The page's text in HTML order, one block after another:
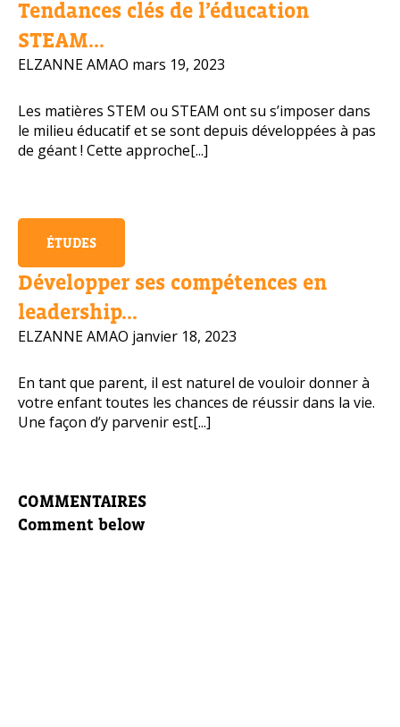
Tendances clés de l’éducation
STEAM...
ELZANNE AMAO mars 19, 2023
Les matières STEM ou STEAM ont su s’imposer dans
le milieu éducatif et se sont depuis développées à pas
de géant ! Cette approche[...]
ÉTUDES
Développer ses compétences en
leadership...
ELZANNE AMAO janvier 18, 2023
En tant que parent, il est naturel de vouloir donner à
votre enfant toutes les chances de réussir dans la vie.
Une façon d’y parvenir est[...]
COMMENTAIRES
Comment below
Numéro de téléphone portable
Politique de confidentialité